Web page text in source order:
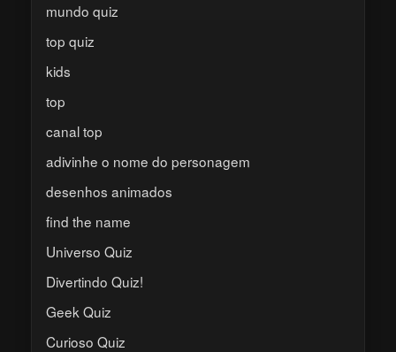
mundo quiz
top quiz
kids
top
canal top
adivinhe o nome do personagem
desenhos animados
find the name
Universo Quiz
Divertindo Quiz!
Geek Quiz
Curioso Quiz